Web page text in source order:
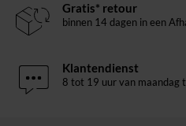
Gratis* retour
binnen 14 dagen in een
Klantendienst
8 tot 19 uur van maandag